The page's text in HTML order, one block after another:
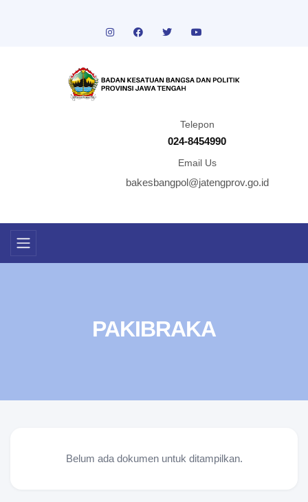
Telepon
024-8454990
Email Us
bakesbangpol@jatengprov.go.id
PAKIBRAKA
Belum ada dokumen untuk ditampilkan.